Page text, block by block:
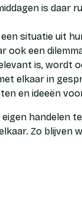
is daar
situatie uit
ook een
is, wordt
elkaar in
en ideeën
handelen
Zo blijven